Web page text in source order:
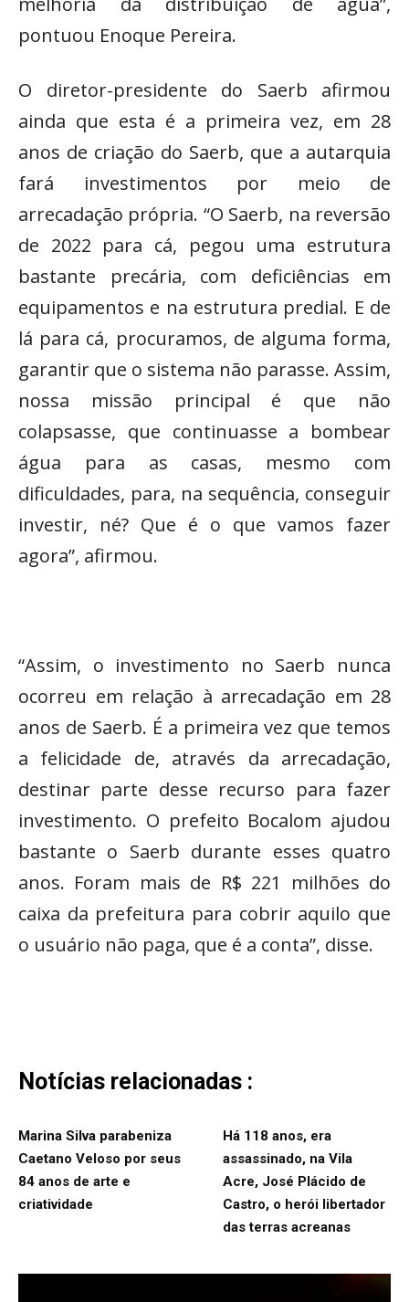
pontuou Enoque Pereira.
O diretor-presidente do Saerb afirmou
ainda que esta é a primeira vez, em 28
anos de criação do Saerb, que a autarquia
fará investimentos por meio de
arrecadação própria. “O Saerb, na reversão
de 2022 para cá, pegou uma estrutura
bastante precária, com deficiências em
equipamentos e na estrutura predial. E de
lá para cá, procuramos, de alguma forma,
garantir que o sistema não parasse. Assim,
nossa missão principal é que não
colapsasse, que continuasse a bombear
água para as casas, mesmo com
dificuldades, para, na sequência, conseguir
investir, né? Que é o que vamos fazer
agora”, afirmou.
“Assim, o investimento no Saerb nunca
ocorreu em relação à arrecadação em 28
anos de Saerb. É a primeira vez que temos
a felicidade de, através da arrecadação,
destinar parte desse recurso para fazer
investimento. O prefeito Bocalom ajudou
bastante o Saerb durante esses quatro
anos. Foram mais de R$ 221 milhões do
caixa da prefeitura para cobrir aquilo que
o usuário não paga, que é a conta”, disse.
Notícias relacionadas :
Marina Silva parabeniza
Caetano Veloso por seus
84 anos de arte e
criatividade
Há 118 anos, era
assassinado, na Vila
Acre, José Plácido de
Castro, o herói libertador
das terras acreanas